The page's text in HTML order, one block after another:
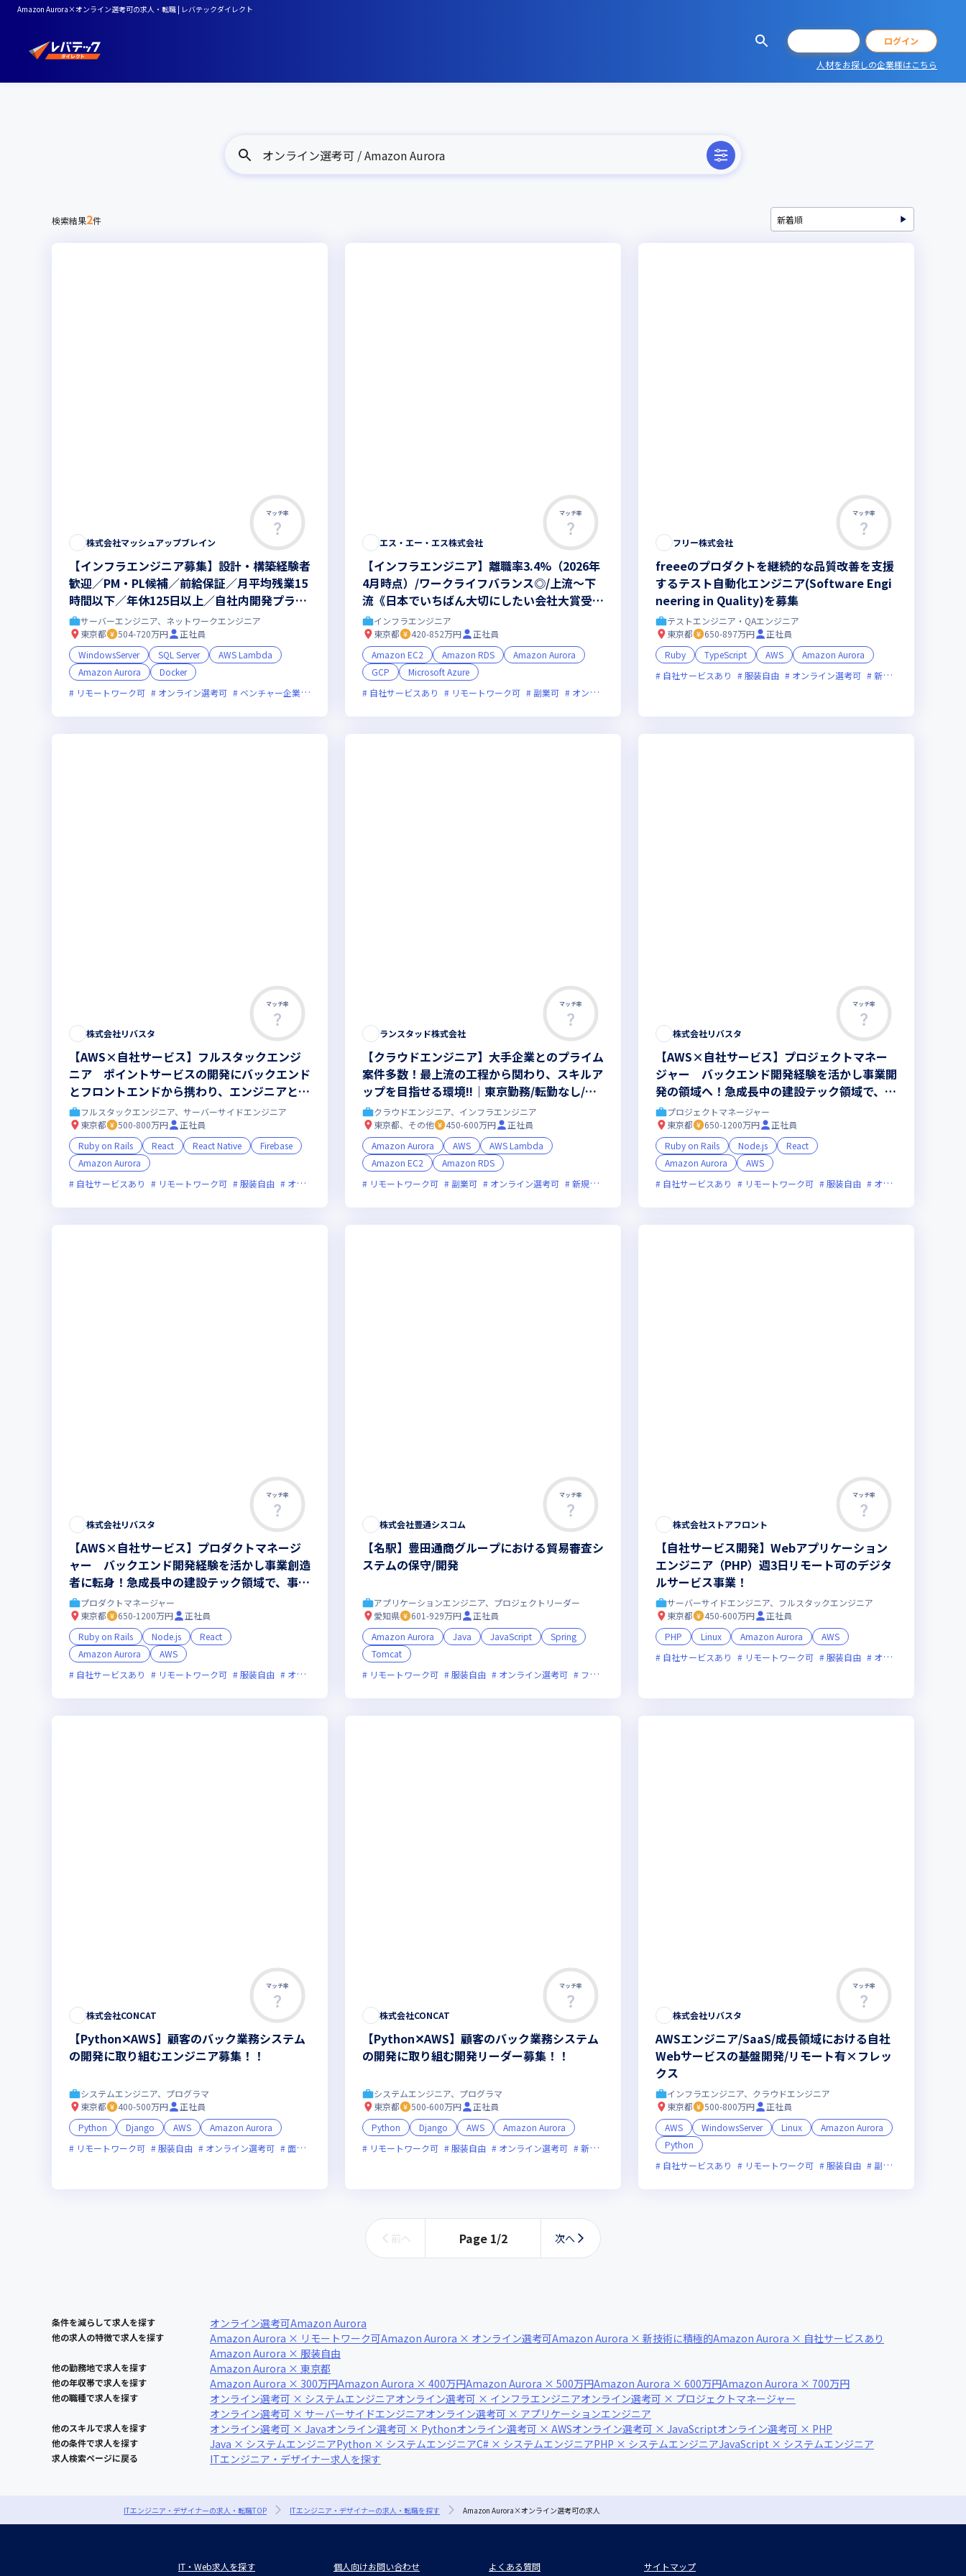
Amazon Aurora×オンライン選考可の求人・転職 | レバテックダイレクト
ログイン
人材をお探しの企業様はこちら
オンライン選考可 / Amazon Aurora
検索結果2件
マッチ率
株式会社マッシュアップブレイン
【インフラエンジニア募集】設計・構築経験者
歓迎／PM・PL候補／前給保証／月平均残業15
時間以下／年休125日以上／自社内開発プライ
ム案件有／ランチ代補助あり
サーバーエンジニア、ネットワークエンジニア
東京都
504-720万円
正社員
WindowsServer
SQL Server
AWS Lambda
Amazon Aurora
Docker
リモートワーク可
オンライン選考可 ベンチャー企業 残業月20時間未満 女性エンジニアが活躍中
マッチ率
エス・エー・エス株式会社
【インフラエンジニア】離職率3.4%（2026年
4月時点）/ワークライフバランス◎/上流～下
流《日本でいちばん大切にしたい会社大賞受賞
（2021年実績）》
インフラエンジニア
東京都
420-852万円
正社員
Amazon EC2
Amazon RDS
Amazon Aurora
GCP
Microsoft Azure
自社サービスあり
リモートワーク可 副業可 オンライン選考可
マッチ率
フリー株式会社
freeeのプロダクトを継続的な品質改善を支援
するテスト自動化エンジニア(Software Engi
neering in Quality)を募集
テストエンジニア・QAエンジニア
東京都
650-897万円
正社員
Ruby
TypeScript AWS
Amazon Aurora
自社サービスあり
服装自由 オンライン選考可 新技術に積極的
マッチ率
株式会社リバスタ
【AWS×自社サービス】フルスタックエンジ
ニア ポイントサービスの開発にバックエンド
とフロントエンドから携わり、エンジニアとし
ての領域幅を広げる！【リモート有＆フレック
ス】 ☆2027年秋、東京駅地下直結の新ビル
へお引越し
フルスタックエンジニア、サーバーサイドエンジニア
東京都
500-800万円
正社員
Ruby on Rails
React React Native
Firebase
Amazon Aurora
自社サービスあり
リモートワーク可 服装自由 オンライン選考可 フレックス制度あり 新技術に積極的 ベンチャー企業
マッチ率
ランスタッド株式会社
【クラウドエンジニア】大手企業とのプライム
案件多数！最上流の工程から関わり、スキルア
ップを目指せる環境!!｜東京勤務/転勤なし/リ
モートワーク中心｜
クラウドエンジニア、インフラエンジニア
東京都、その他
450-600万円
正社員
Amazon Aurora
AWS
AWS Lambda
Amazon EC2
Amazon RDS
リモートワーク可
副業可 オンライン選考可 新規立ち上げ 新技術に積極的 上場企業 グローバル展開
マッチ率
株式会社リバスタ
【AWS×自社サービス】プロジェクトマネー
ジャー バックエンド開発経験を活かし事業開
発の領域へ！急成長中の建設テック領域で、事
業・サービスを0→1と立ち上げ【リモート有
＆フレックス】 ☆2027年秋、東京駅地下直
結の新ビルへお引越し
プロジェクトマネージャー
東京都
650-1200万円
正社員
Ruby on Rails
Node.js
React
Amazon Aurora
AWS
自社サービスあり
リモートワーク可 服装自由 オンライン選考可
マッチ率
株式会社リバスタ
【AWS×自社サービス】プロダクトマネージ
ャー バックエンド開発経験を活かし事業創造
者に転身！急成長中の建設テック領域で、事
業・サービスを0→1と立ち上げ【リモート有
＆フレックス】
プロダクトマネージャー
東京都
650-1200万円
正社員
Ruby on Rails
Node.js
React
Amazon Aurora
AWS
自社サービスあり
リモートワーク可 服装自由 オンライン選考可 フレックス制度あり 新規立ち上げ 新技術に積極的 ベンチャー企業
マッチ率
株式会社豊通シスコム
【名駅】豊田通商グループにおける貿易審査シ
ステムの保守/開発
アプリケーションエンジニア、プロジェクトリーダー
愛知県
601-929万円
正社員
Amazon Aurora
Java JavaScript
Spring
Tomcat
リモートワーク可
服装自由 オンライン選考可 フレックス制度あり
マッチ率
株式会社ストアフロント
【自社サービス開発】Webアプリケーション
エンジニア（PHP）週3日リモート可のデジタ
ルサービス事業！
サーバーサイドエンジニア、フルスタックエンジニア
東京都
450-600万円
正社員
PHP
Linux Amazon Aurora
AWS
自社サービスあり
リモートワーク可 服装自由 オンライン選考可
マッチ率
株式会社CONCAT
【Python✕AWS】顧客のバック業務システム
の開発に取り組むエンジニア募集！！
システムエンジニア、プログラマ
東京都
400-500万円
正社員
Python
Django AWS
Amazon Aurora
リモートワーク可
服装自由 オンライン選考可 面接1回 ベンチャー企業
マッチ率
株式会社CONCAT
【Python✕AWS】顧客のバック業務システム
の開発に取り組む開発リーダー募集！！
システムエンジニア、プログラマ
東京都
500-600万円
正社員
Python
Django AWS
Amazon Aurora
リモートワーク可
服装自由 オンライン選考可 新規立ち上げ 面接1回 ベンチャー企業
マッチ率
株式会社リバスタ
AWSエンジニア/SaaS/成長領域における自社
Webサービスの基盤開発/リモート有×フレッ
クス
インフラエンジニア、クラウドエンジニア
東京都
500-800万円
正社員
AWS
WindowsServer Linux
Amazon Aurora
Python
自社サービスあり
リモートワーク可 服装自由 副業可
前へ Page 1/2 次へ
条件を減らして求人を探す オンライン選考可Amazon Aurora
他の求人の特徴で求人を探す Amazon Aurora × リモートワーク可Amazon Aurora × オンライン選考可Amazon Aurora × 新技術に積極的Amazon Aurora × 自社サービスあり
Amazon Aurora × 服装自由
他の勤務地で求人を探す Amazon Aurora × 東京都
他の年収帯で求人を探す Amazon Aurora × 300万円Amazon Aurora × 400万円Amazon Aurora × 500万円Amazon Aurora × 600万円Amazon Aurora × 700万円
他の職種で求人を探す オンライン選考可 × システムエンジニアオンライン選考可 × インフラエンジニアオンライン選考可 × プロジェクトマネージャー
オンライン選考可 × サーバーサイドエンジニアオンライン選考可 × アプリケーションエンジニア
他のスキルで求人を探す オンライン選考可 × Javaオンライン選考可 × Pythonオンライン選考可 × AWSオンライン選考可 × JavaScriptオンライン選考可 × PHP
他の条件で求人を探す Java × システムエンジニアPython × システムエンジニアC# × システムエンジニアPHP × システムエンジニアJavaScript × システムエンジニア
求人検索ページに戻る ITエンジニア・デザイナー求人を探す
ITエンジニア・デザイナーの求人・転職TOP ITエンジニア・デザイナーの求人・転職を探す Amazon Aurora×オンライン選考可の求人
IT・Web求人を探す 個人向けお問い合わせ よくある質問 サイトマップ